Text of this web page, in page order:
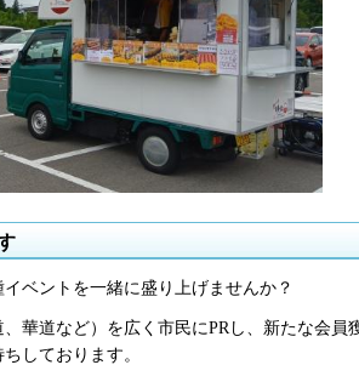
ベントを一緒に盛り上げませんか？
華道など）を広く市民にPRし、新たな会員
しております。